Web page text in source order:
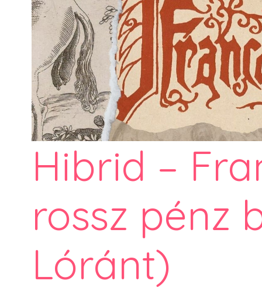
Hibrid –
rossz pénz
Lóránt)